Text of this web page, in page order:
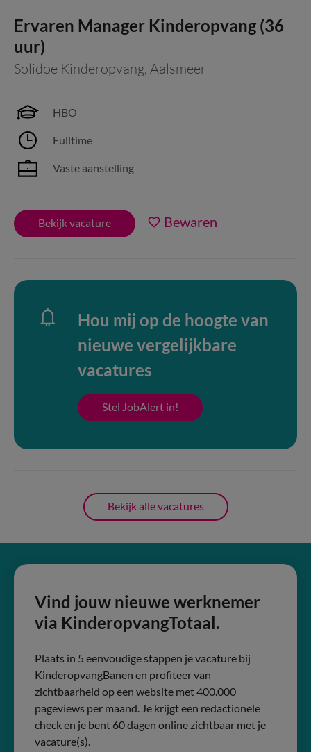
Ervaren Manager Kinderopvang (36
uur)
Solidoe Kinderopvang, Aalsmeer
HBO
Fulltime
Vaste aanstelling
Bekijk vacature Bewaren
Hou mij op de hoogte van
nieuwe vergelijkbare
vacatures
Stel JobAlert in!
Bekijk alle vacatures
Vind jouw nieuwe werknemer
via KinderopvangTotaal.
Plaats in 5 eenvoudige stappen je vacature bij
KinderopvangBanen en profiteer van
zichtbaarheid op een website met 400.000
pageviews per maand. Je krijgt een redactionele
check en je bent 60 dagen online zichtbaar met je
vacature(s).